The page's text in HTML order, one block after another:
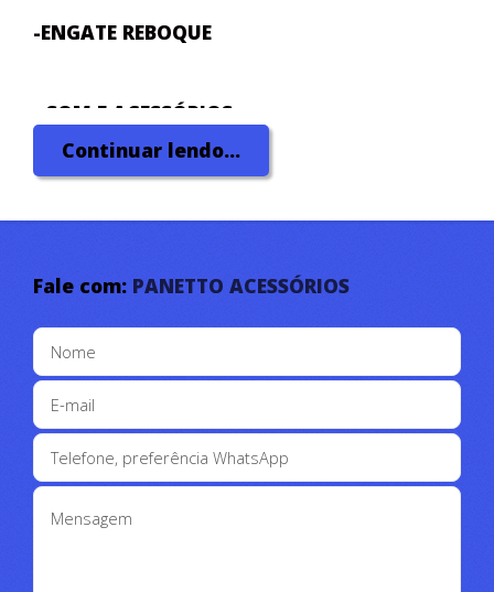
-ENGATE REBOQUE
- SOM E ACESSÓRIOS
-ACESSÓRIOS PARA PICAPES
-ACESSÓRIOS OFF ROAD
-CARRETA REBOQUE
-PROTETORES DE CAÇAMBA
Continuar lendo...
Fale com: PANETTO ACESSÓRIOS